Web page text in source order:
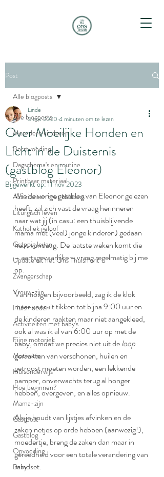
Post
Alle blogposts
Meerdere kinderen
Borstvoeding
Dagschema's en routine
Printbaar materiaal
Activiteiten met kleuters
Liturgisch leven
Katholiek geloof
Grappig leven
Update uit het Ons Thuisfront
Zwangerschap
Vrouw-zijn
Huismoeder
Activiteiten met baby's
Fijne motoriek
Motivatie
Huisonderwijs
Hoe beginnen?
Mama-zijn
Gastpost
Gastblog
Opvoeding
Baby
Alle blogposts
Over Moeilijke Honden en
Licht in de Duisternis
(gastblog Eleonor)
Linde
3 nov 2020 4 minuten om te lezen
Bijgewerkt op:11 nov 2023
Wie de vorige gastblog van Eleonor gelezen
heeft, zal zich vast de vraag herinneren
naar wat jij (in casu: een thuisblijvende
mama met (veel) jonge kinderen) gedaan
hebt vandaag. De laatste weken komt die
– aartsgevaarlijke – vraag regelmatig bij me
op.
Vanmorgen bijvoorbeeld, zag ik de klok
maar vooruit tikken tot bijna 9:00 uur en
de kinderen raakten maar niet aangekleed,
ook al was ik al van 6:00 uur op met de
baby, omdat we precies niet uit de loop
geraakten van verschonen, huilen en
getroost moeten worden, een lekkende
pamper, onverwachts terug al honger
hebben, overgeven, en alles opnieuw.
Als je houdt van lijstjes afvinken en de
zaken netjes op orde hebben (aanwezig!),
moedertje, breng de zaken dan maar in
gereedheid voor een totale verandering van
mindset.